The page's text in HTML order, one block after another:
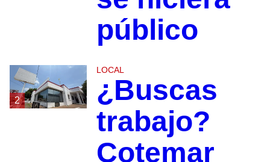
público
2
LOCAL
¿Buscas
trabajo?
Cotemar